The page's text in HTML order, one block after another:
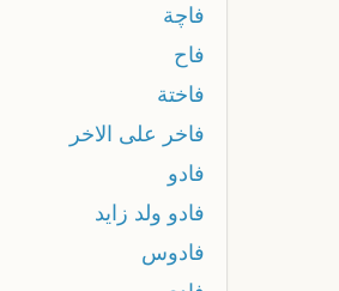
فاچة
فاح
فاختة
فاخر على الاخر
فادو
فادو ولد زايد
فادوس